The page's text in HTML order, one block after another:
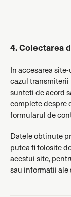
4. Colectarea
In accesarea
cazul
sunteti de acord
complete despre
formularul de
Datele obtinute
putea fi folosite
acestui site,
sau informatii ale